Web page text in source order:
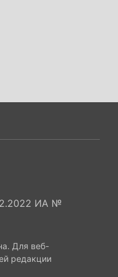
ИА №
Для веб-
редакции